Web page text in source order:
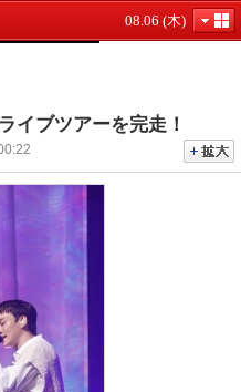
08.06 (木)
イブツアーを完走！